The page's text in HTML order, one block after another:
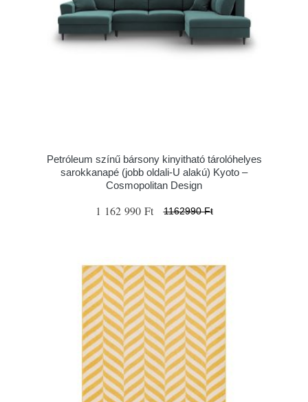
Petróleum színű bársony kinyitható tárolóhelyes
sarokkanapé (jobb oldali-U alakú) Kyoto –
Cosmopolitan Design
1 162 990 Ft 1162990 Ft